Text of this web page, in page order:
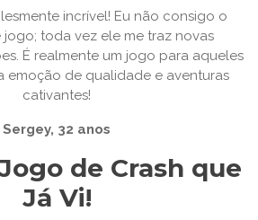
incrível! Eu não consigo o
toda vez ele me traz novas
É realmente um jogo para aqueles
emoção de qualidade e aventuras
cativantes!
Sergey, 32 anos
de Crash que
Já Vi!